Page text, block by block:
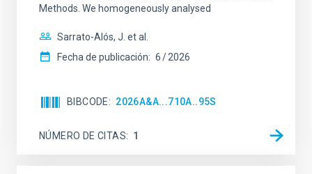
Methods. We homogeneously analysed
Sarrato-Alós, J. et al.
Fecha de publicación: 6 2026
BIBCODE 2026A&A...710A..95S
NÚMERO DE CITAS 1